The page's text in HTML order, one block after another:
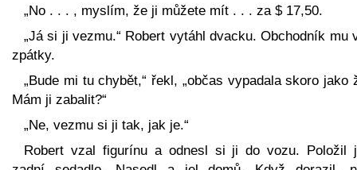
„No . . . , myslím, že ji můžete mít . . . za $ 17,50.
„Já si ji vezmu.“ Robert vytáhl dvacku. Obchodník mu
zpátky.
„Bude mi tu chybět,“ řekl, „občas vypadala skoro jako
Mám ji zabalit?“
„Ne, vezmu si ji tak, jak je.“
Robert vzal figurínu a odnesl si ji do vozu. Položil